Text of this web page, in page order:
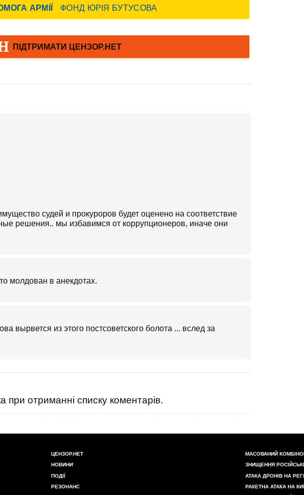
судей и прокуроров будет оценено на соответствие
решения.. мы избавимся от коррупционеров, иначе они
молдован в анекдотах.
вырвется из этого постсоветского болота ... вслед за
при отриманні списку коментарів.
ЦЕНЗОР.НЕТ
НОВИНИ
ПОДІЇ
РЕЗОНАНС
МАСОВАНИЙ
ЗНИЩЕННЯ
АТАКА ДРОНІВ НА
РАКЕТНА АТАКА НА